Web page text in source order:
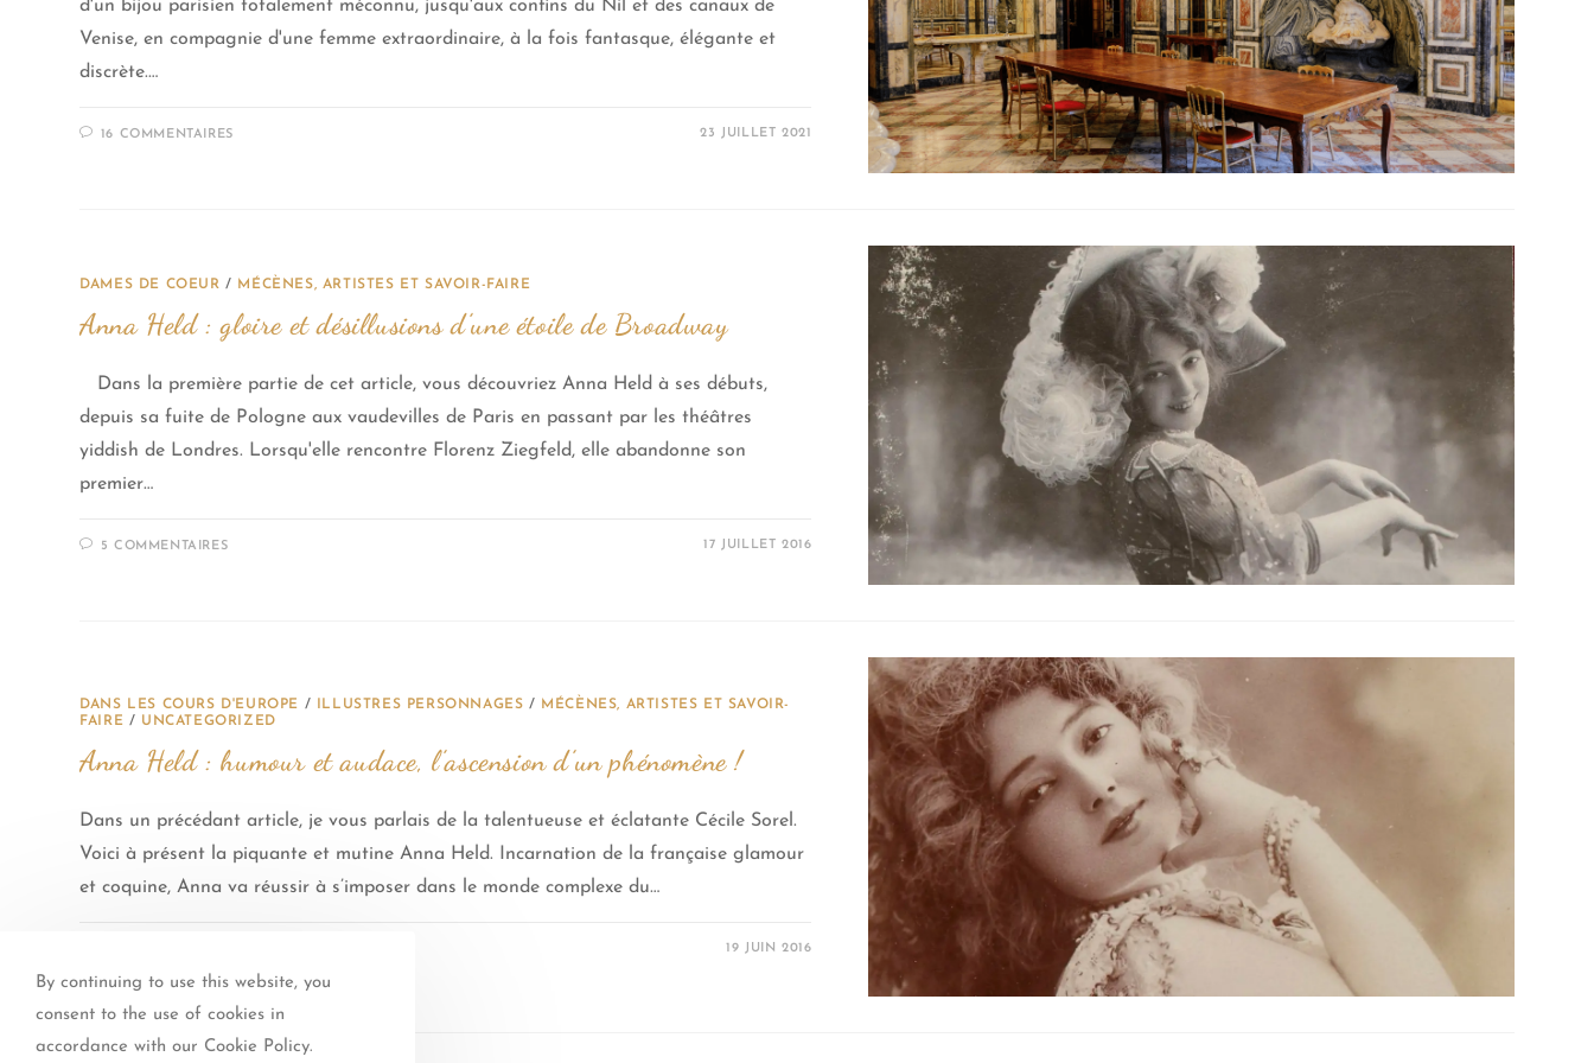
d'un bijou parisien totalement méconnu, jusqu'aux confins du Nil et des canaux de
Venise, en compagnie d'une femme extraordinaire, à la fois fantasque, élégante et
discrète.…
16 COMMENTAIRES 23 JUILLET 2021
DAMES DE COEUR / MÉCÈNES, ARTISTES ET SAVOIR-FAIRE
Anna Held : gloire et désillusions d’une étoile de Broadway
Dans la première partie de cet article, vous découvriez Anna Held à ses débuts,
depuis sa fuite de Pologne aux vaudevilles de Paris en passant par les théâtres
yiddish de Londres. Lorsqu'elle rencontre Florenz Ziegfeld, elle abandonne son
premier…
5 COMMENTAIRES 17 JUILLET 2016
DANS LES COURS D'EUROPE / ILLUSTRES PERSONNAGES / MÉCÈNES, ARTISTES ET SAVOIR-
FAIRE / UNCATEGORIZED
Anna Held : humour et audace, l’ascension d’un phénomène !
Dans un précédant article, je vous parlais de la talentueuse et éclatante Cécile Sorel.
Voici à présent la piquante et mutine Anna Held. Incarnation de la française glamour
et coquine, Anna va réussir à s’imposer dans le monde complexe du…
19 JUIN 2016
By continuing to use this website, you
consent to the use of cookies in
accordance with our Cookie Policy.